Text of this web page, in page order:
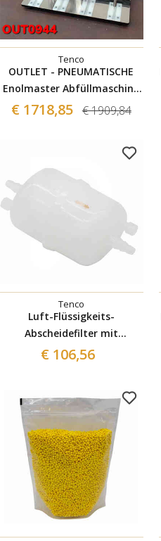
Tenco
OUTLET - PNEUMATISCHE
Enolmaster Abfüllmaschine
mit Pyrexglas Vase
€ 1718,85 € 1909,84
Tenco
Luft-Flüssigkeits-
Abscheidefilter mit
Schlauchanschluss für
€ 106,56